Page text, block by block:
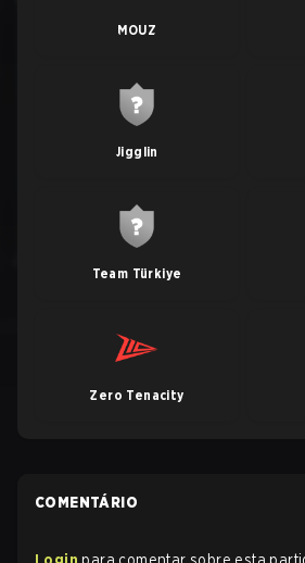
MOUZ
Jigglin
Team Türkiye
Zero Tenacity
COMENTÁRIO